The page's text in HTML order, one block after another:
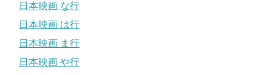
日本映画 な行
日本映画 は行
日本映画 ま行
日本映画 や行